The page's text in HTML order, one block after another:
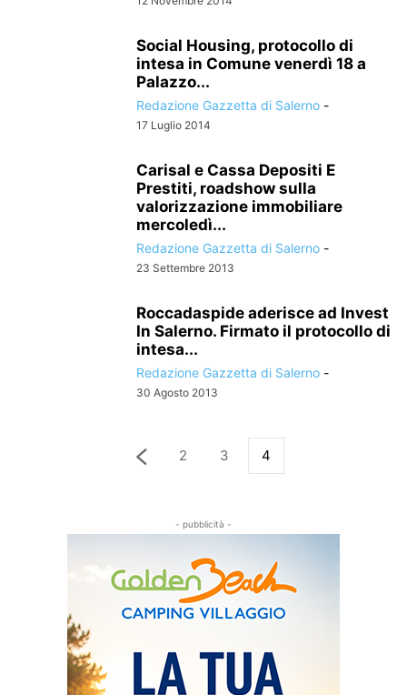
Social Housing, protocollo di
intesa in Comune venerdì 18 a
Palazzo...
Redazione Gazzetta di Salerno -
17 Luglio 2014
Carisal e Cassa Depositi E
Prestiti, roadshow sulla
valorizzazione immobiliare
mercoledì...
Redazione Gazzetta di Salerno -
23 Settembre 2013
Roccadaspide aderisce ad Invest
In Salerno. Firmato il protocollo di
intesa...
Redazione Gazzetta di Salerno -
30 Agosto 2013
2 3 4
- pubblicità -